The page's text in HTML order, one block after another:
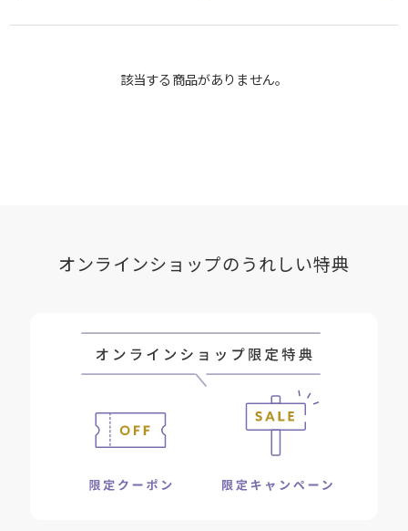
該当する商品がありません。
オンラインショップのうれしい特典